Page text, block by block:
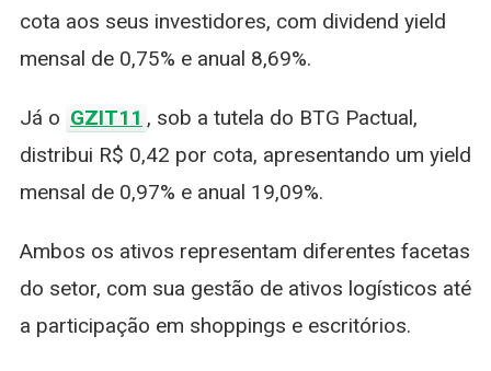
cota aos seus investidores, com dividend yield
mensal de 0,75% e anual 8,69%.
Já o GZIT11 , sob a tutela do BTG Pactual,
distribui R$ 0,42 por cota, apresentando um yield
mensal de 0,97% e anual 19,09%.
Ambos os ativos representam diferentes facetas
do setor, com sua gestão de ativos logísticos até
a participação em shoppings e escritórios.